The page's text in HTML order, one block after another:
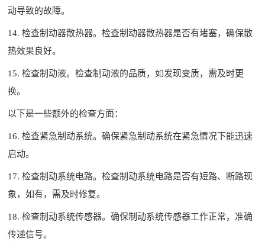
动导致的故障。
14. 检查制动器散热器。检查制动器散热器是否有堵塞，确保散
热效果良好。
15. 检查制动液。检查制动液的品质，如发现变质，需及时更
换。
以下是一些额外的检查方面：
16. 检查紧急制动系统。确保紧急制动系统在紧急情况下能迅速
启动。
17. 检查制动系统电路。检查制动系统电路是否有短路、断路现
象，如有，需及时修复。
18. 检查制动系统传感器。确保制动系统传感器工作正常，准确
传递信号。